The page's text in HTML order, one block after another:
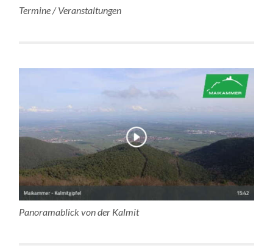
Termine / Veranstaltungen
Panoramablick von der Kalmit